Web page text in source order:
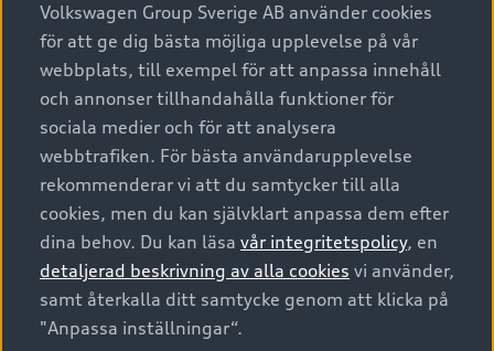
A6 modellerna
SUV
Avant
Audi Sport
Privatleasing
Nya bilar i lager
Begagnade bilar i lager
Audi approved :plus - så gott som nya
Finansiering
Audi exclusive
Provkörning
Service & tillbehör
Audi digital services
Originaltillbehör - köp online
Garantier
Försäkring
Digitala manualer för din Audi
Audi Collection – livsstilsartiklar
Vanliga frågor
Tjänstebil
Tjänstebil
Business lease online
Företagsleasing
Om Audi Sverige
Kontakta oss
Audi Återförsäljare/-serviceverkstad
myAudi
Pressmeddelanden
© 2026 AUDI SVERIGE. All Rights Reserved.
Utgivare Juridiskt
Juridiskt Audi AG
Juridiskt Audi Digital Giveaway
Volkswagen Group Sverige AB använder cookies
för att ge dig bästa möjliga upplevelse på vår
webbplats, till exempel för att anpassa innehåll
och annonser tillhandahålla funktioner för
sociala medier och för att analysera
webbtrafiken. För bästa användarupplevelse
rekommenderar vi att du samtycker till alla
cookies, men du kan självklart anpassa dem efter
dina behov. Du kan läsa vår integritetspolicy, en
detaljerad beskrivning av alla cookies vi använder,
samt återkalla ditt samtycke genom att klicka på
"Anpassa inställningar“.